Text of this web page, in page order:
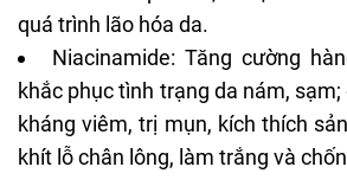
quá trình lão hóa da.
Niacinamide: Tăng cường
khắc phục tình trạng da nám,
kháng viêm, trị mụn, kích thích
khít lỗ chân lông, làm trắng và